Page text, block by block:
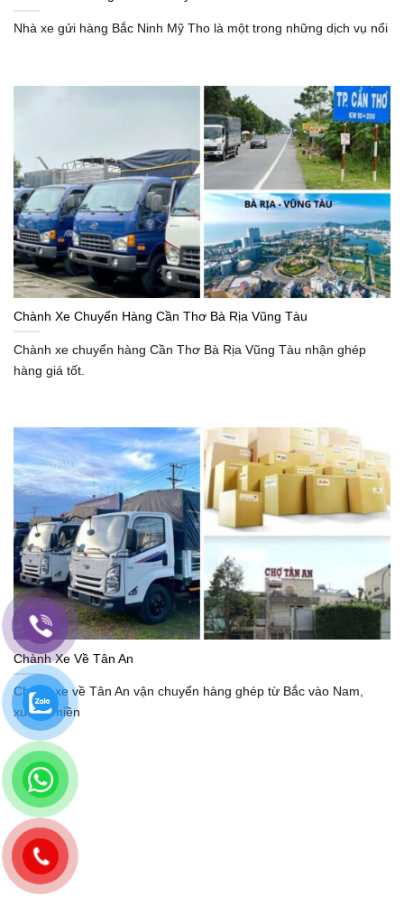
Nhà xe gửi hàng Bắc Ninh Mỹ Tho là một trong những dịch vụ nổi
Chành Xe Chuyển Hàng Cần Thơ Bà Rịa Vũng Tàu
Chành xe chuyển hàng Cần Thơ Bà Rịa Vũng Tàu nhận ghép
hàng giá tốt.
Chành Xe Về Tân An
Chành xe về Tân An vận chuyển hàng ghép từ Bắc vào Nam,
xuống miền